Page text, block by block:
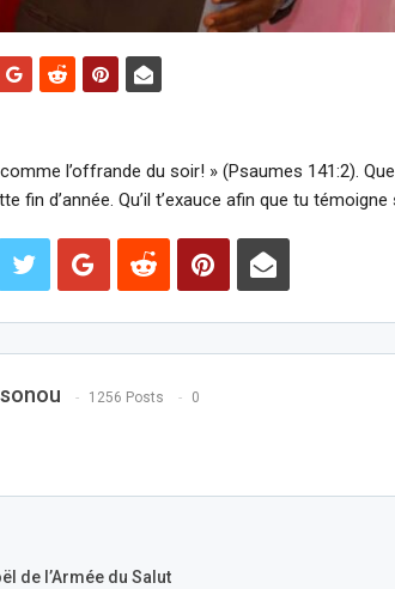
l’offrande du soir! » (Psaumes 141:2).
fin d’année. Qu’il t’exauce afin que tu témoigne
1256 Posts 0
de l’Armée du Salut